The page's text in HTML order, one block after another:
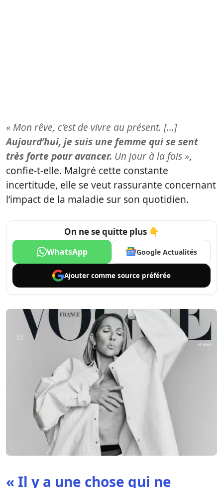
« Mon rêve, c’est de vivre au présent. […]
Aujourd’hui, je suis une femme qui se sent
très forte pour avancer. Un jour à la fois »,
confie-t-elle. Malgré cette constante
incertitude, elle se veut rassurante concernant
l’impact de la maladie sur son quotidien.
On ne se quitte plus 👇
WhatsApp Google Actualités
Ajouter comme source préférée
« Il y a une chose qui ne